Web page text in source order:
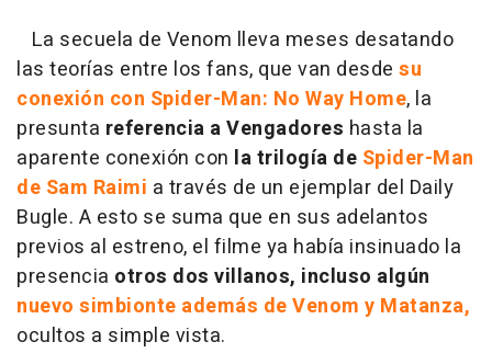
La secuela de Venom lleva meses desatando
las teorías entre los fans, que van desde su
conexión con Spider-Man: No Way Home, la
presunta referencia a Vengadores hasta la
aparente conexión con la trilogía de Spider-Man
de Sam Raimi a través de un ejemplar del Daily
Bugle. A esto se suma que en sus adelantos
previos al estreno, el filme ya había insinuado la
presencia otros dos villanos, incluso algún
nuevo simbionte además de Venom y Matanza,
ocultos a simple vista.